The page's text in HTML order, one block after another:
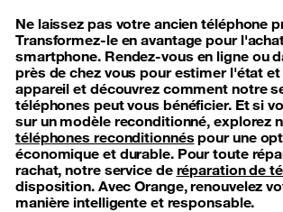
Ne laissez pas votre ancien téléphone
Transformez-le en avantage pour
smartphone. Rendez-vous en ligne ou
près de chez vous pour estimer l'état
appareil et découvrez comment notre
téléphones peut vous bénéficier. Et si
sur un modèle reconditionné, explorez
téléphones reconditionnés pour une
économique et durable. Pour toute
rachat, notre service de réparation de
disposition. Avec Orange, renouvelez
manière intelligente et responsable.